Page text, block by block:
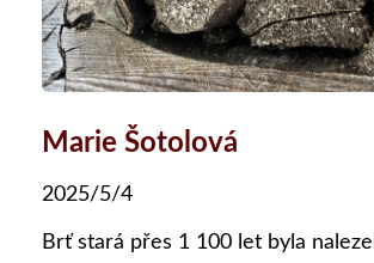
Marie Šotolová
2025/5/4
Brť stará přes 1 100 let byla